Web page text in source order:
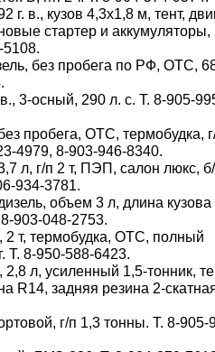
г. в., кузов 4,3х1,8 м, тент,
стартер и аккумуляторы,
5108.
без пробега по РФ, ОТС,
3-осный, 290 л. с. Т. 8-905-
пробега, ОТС, термобудка,
4979, 8-903-946-8340.
л, г/п 2 т, ПЭП, салон люкс,
934-3781.
объем 3 л, длина кузова
903-048-2753.
2 т, термобудка, ОТС, полный
Т. 8-950-588-6423.
2,8 л, усиленный 1,5-тонник,
R14, задняя резина 2-
г/п 1,3 тонны. Т. 8-905-